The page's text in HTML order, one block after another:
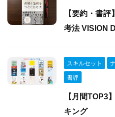
【要約・書
考法 VISION
スキルセット
書評
【月間TOP3
キング